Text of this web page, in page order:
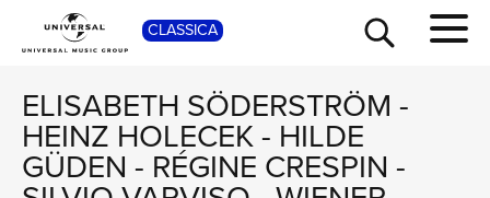
CLASSICA
ELISABETH SÖDERSTRÖM -
HEINZ HOLECEK- HILDE
GÜDEN - RÉGINE CRESPIN -